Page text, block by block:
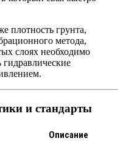
плотность грунта,
метода,
слоях необходимо
гидравлические
и стандарты
Описание